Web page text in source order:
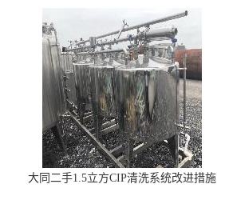
大同二手1.5立方CIP清洗系统改进措施